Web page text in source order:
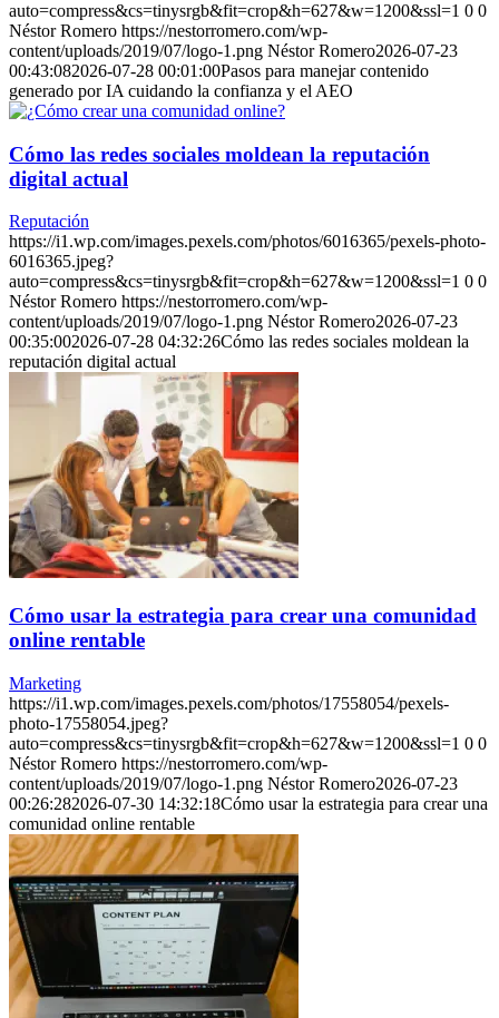
auto=compress&cs=tinysrgb&fit=crop&h=627&w=1200&ssl=1 0 0
Néstor Romero https://nestorromero.com/wp-
content/uploads/2019/07/logo-1.png Néstor Romero2026-07-23
00:43:082026-07-28 00:01:00Pasos para manejar contenido
generado por IA cuidando la confianza y el AEO
Cómo las redes sociales moldean la reputación
digital actual
Reputación
https://i1.wp.com/images.pexels.com/photos/6016365/pexels-photo-
6016365.jpeg?
auto=compress&cs=tinysrgb&fit=crop&h=627&w=1200&ssl=1 0 0
Néstor Romero https://nestorromero.com/wp-
content/uploads/2019/07/logo-1.png Néstor Romero2026-07-23
00:35:002026-07-28 04:32:26Cómo las redes sociales moldean la
reputación digital actual
Cómo usar la estrategia para crear una comunidad
online rentable
Marketing
https://i1.wp.com/images.pexels.com/photos/17558054/pexels-
photo-17558054.jpeg?
auto=compress&cs=tinysrgb&fit=crop&h=627&w=1200&ssl=1 0 0
Néstor Romero https://nestorromero.com/wp-
content/uploads/2019/07/logo-1.png Néstor Romero2026-07-23
00:26:282026-07-30 14:32:18Cómo usar la estrategia para crear una
comunidad online rentable